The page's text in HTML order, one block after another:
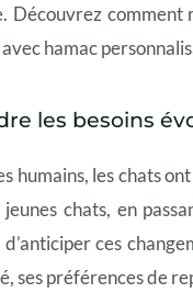
Découvrez
hamac
les besoins
humains, les chats
jeunes chats, en
ces
ses préférences de